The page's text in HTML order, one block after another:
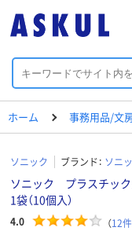
ホーム 事務用品/文
ソニック ブランド： ソニ
ソニック プラスチッ
1袋（10個入）
4.0 （12